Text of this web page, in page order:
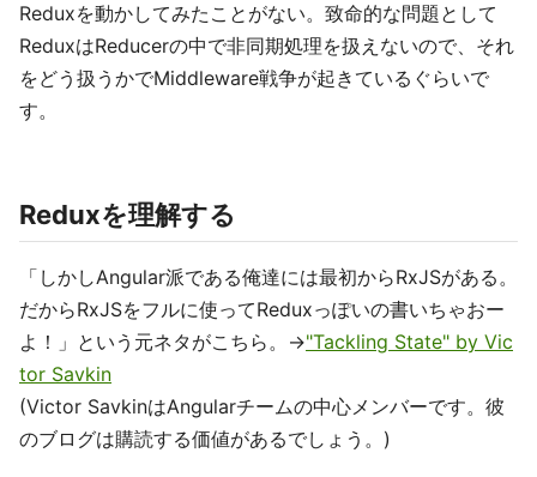
Reduxを動かしてみたことがない。致命的な問題として
ReduxはReducerの中で非同期処理を扱えないので、それ
をどう扱うかでMiddleware戦争が起きているぐらいで
す。
Reduxを理解する
「しかしAngular派である俺達には最初からRxJSがある。
だからRxJSをフルに使ってReduxっぽいの書いちゃおー
よ！」という元ネタがこちら。→"Tackling State" by Vic
tor Savkin
(Victor SavkinはAngularチームの中心メンバーです。彼
のブログは購読する価値があるでしょう。)